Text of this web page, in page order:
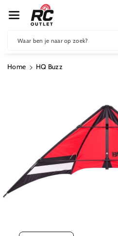
R De Conten
T
Waar ben je naar op zoek?
Home HQ Buzz